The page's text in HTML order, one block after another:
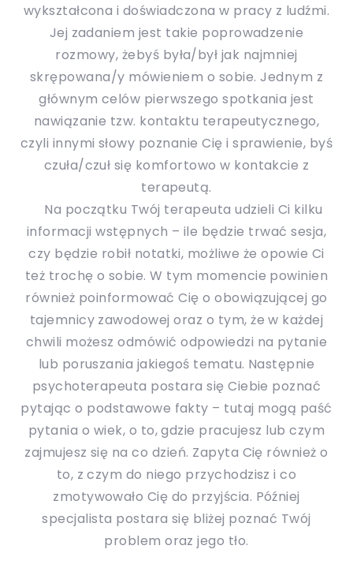
wykształcona i doświadczona w pracy z ludźmi.
Jej zadaniem jest takie poprowadzenie
rozmowy, żebyś była/był jak najmniej
skrępowana/y mówieniem o sobie. Jednym z
głównym celów pierwszego spotkania jest
nawiązanie tzw. kontaktu terapeutycznego,
czyli innymi słowy poznanie Cię i sprawienie, byś
czuła/czuł się komfortowo w kontakcie z
terapeutą.
Na początku Twój terapeuta udzieli Ci kilku
informacji wstępnych – ile będzie trwać sesja,
czy będzie robił notatki, możliwe że opowie Ci
też trochę o sobie. W tym momencie powinien
również poinformować Cię o obowiązującej go
tajemnicy zawodowej oraz o tym, że w każdej
chwili możesz odmówić odpowiedzi na pytanie
lub poruszania jakiegoś tematu. Następnie
psychoterapeuta postara się Ciebie poznać
pytając o podstawowe fakty – tutaj mogą paść
pytania o wiek, o to, gdzie pracujesz lub czym
zajmujesz się na co dzień. Zapyta Cię również o
to, z czym do niego przychodzisz i co
zmotywowało Cię do przyjścia. Później
specjalista postara się bliżej poznać Twój
problem oraz jego tło.